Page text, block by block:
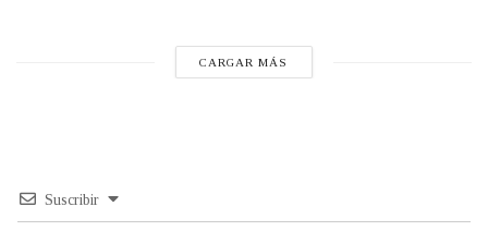
CARGAR MÁS
Suscribir